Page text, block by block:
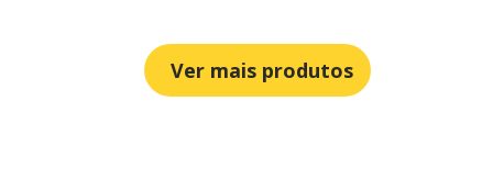
Ver mais produtos